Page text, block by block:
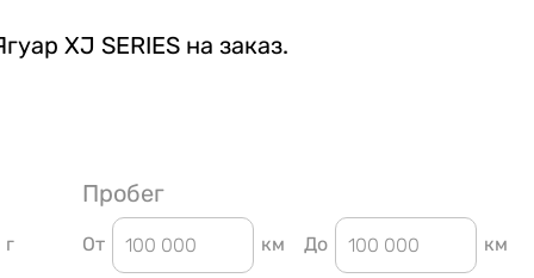
XJ SERIES на заказ.
г
Пробег
От км До км